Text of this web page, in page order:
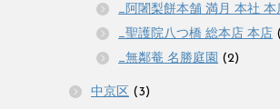
_阿闍梨餅本舗 満月 本社 本
_聖護院八つ橋 総本店 本店
_無鄰菴 名勝庭園 (2)
中京区 (3)